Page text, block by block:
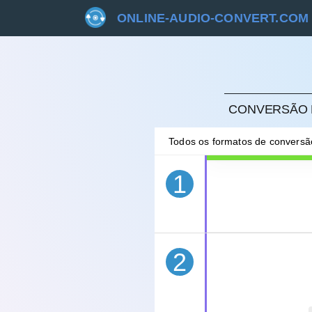
ONLINE-AUDIO-CONVERT.COM
CONVERSÃO
Todos os formatos de
1
2